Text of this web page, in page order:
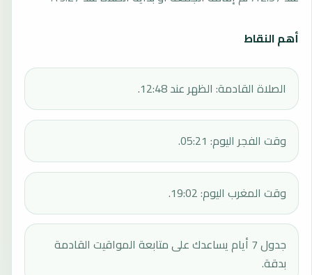
أهم النقاط
الصلاة القادمة: الظهر عند 12:48.
وقت الفجر اليوم: 05:21.
وقت المغرب اليوم: 19:02.
جدول 7 أيام يساعدك على متابعة المواقيت القادمة
بدقة.